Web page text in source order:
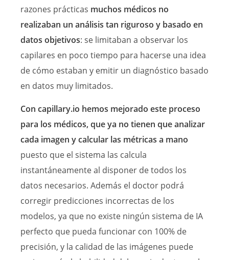
razones prácticas muchos médicos no
realizaban un análisis tan riguroso y basado en
datos objetivos: se limitaban a observar los
capilares en poco tiempo para hacerse una idea
de cómo estaban y emitir un diagnóstico basado
en datos muy limitados.
Con capillary.io hemos mejorado este proceso
para los médicos, que ya no tienen que analizar
cada imagen y calcular las métricas a mano
puesto que el sistema las calcula
instantáneamente al disponer de todos los
datos necesarios. Además el doctor podrá
corregir predicciones incorrectas de los
modelos, ya que no existe ningún sistema de IA
perfecto que pueda funcionar con 100% de
precisión, y la calidad de las imágenes puede